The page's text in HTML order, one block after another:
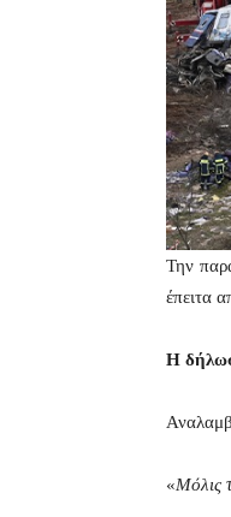
Την
έπειτα
Η
«Μόλις